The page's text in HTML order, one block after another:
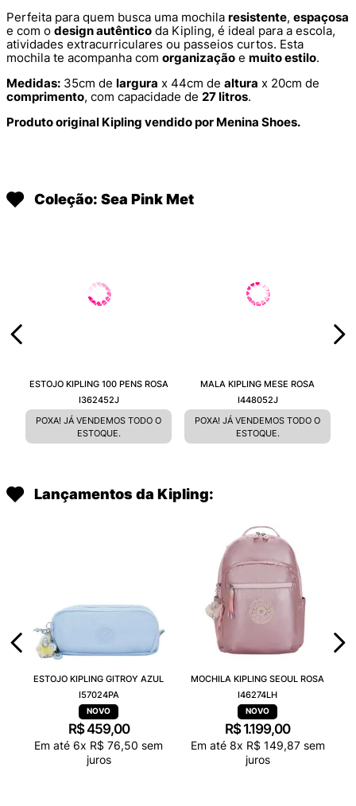
Perfeita para quem busca uma mochila resistente, espaçosa
e com o design autêntico da Kipling, é ideal para a escola,
atividades extracurriculares ou passeios curtos. Esta
mochila te acompanha com organização e muito estilo.
Medidas: 35cm de largura x 44cm de altura x 20cm de
comprimento, com capacidade de 27 litros.
Produto original Kipling vendido por Menina Shoes.
Coleção: Sea Pink Met
ESTOJO KIPLING 100 PENS ROSA
I362452J
POXA! JÁ VENDEMOS TODO O
ESTOQUE.
MALA KIPLING MESE ROSA
I448052J
POXA! JÁ VENDEMOS TODO O
ESTOQUE.
Lançamentos da Kipling:
ESTOJO KIPLING GITROY AZUL
I57024PA
R$459,00
Em até 6x R$ 76,50 sem
juros
MOCHILA KIPLING SEOUL ROSA
I46274LH
R$ 1.199,00
Em até 8x R$ 149,87sem
juros